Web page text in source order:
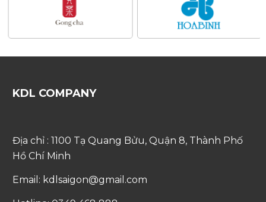
KDL COMPANY
Địa chỉ : 1100 Tạ Quang Bửu, Quận 8, Thành Phố
Hồ Chí Minh
Email: kdlsaigon@gmail.com